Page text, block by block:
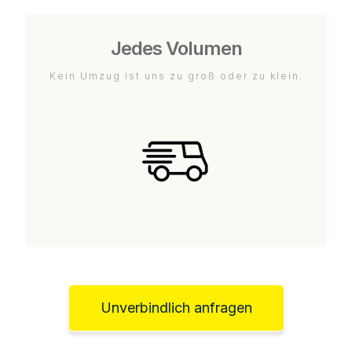
Jedes Volumen
Kein Umzug ist uns zu groß oder zu klein.
Unverbindlich anfragen